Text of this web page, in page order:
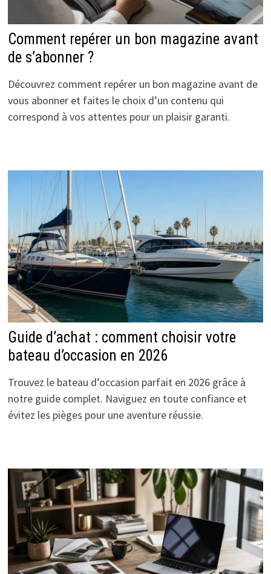
Comment repérer un bon magazine avant
de s’abonner ?
Découvrez comment repérer un bon magazine avant de
vous abonner et faites le choix d’un contenu qui
correspond à vos attentes pour un plaisir garanti.
Guide d’achat : comment choisir votre
bateau d’occasion en 2026
Trouvez le bateau d’occasion parfait en 2026 grâce à
notre guide complet. Naviguez en toute confiance et
évitez les pièges pour une aventure réussie.